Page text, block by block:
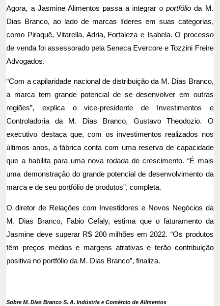
Agora, a Jasmine Alimentos passa a integrar oportfólioda M.
Dias Branco, ao lado de marcas líderes em suas categorias,
como Piraquê, Vitarella, Adria, Fortaleza e Isabela. O processo
de venda foi assessorado pela Seneca Evercore e Tozzini Freire
Advogados.
“Com a capilaridade nacional de distribuição da M. Dias Branco,
a marca tem grande potencial de se desenvolver em outras
regiões”, explica o vice-presidente de Investimentos e
Controladoria da M. Dias Branco, Gustavo Theodozio. O
executivo destaca que, com os investimentos realizados nos
últimos anos, a fábrica conta com uma reserva de capacidade
que a habilita para uma nova rodada de crescimento. “É mais
uma demonstração do grande potencial de desenvolvimento da
marca e de seu portfólio de produtos”, completa.
O diretor de Relações com Investidores e Novos Negócios da
M. Dias Branco, Fabio Cefaly, estima que o faturamento da
Jasmine deve superar R$ 200 milhões em 2022. “Os produtos
têm preços médios e margens atrativas e terão contribuição
positiva no portfólio da M. Dias Branco”, finaliza.
Sobre M. Dias Branco S. A. Indústria e Comércio de Alimentos